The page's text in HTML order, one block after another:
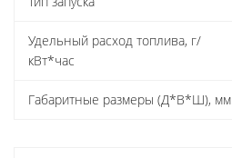
Удельный расход топлива, г/
кВт*час
Габаритные размеры (Д*В*Ш), мм